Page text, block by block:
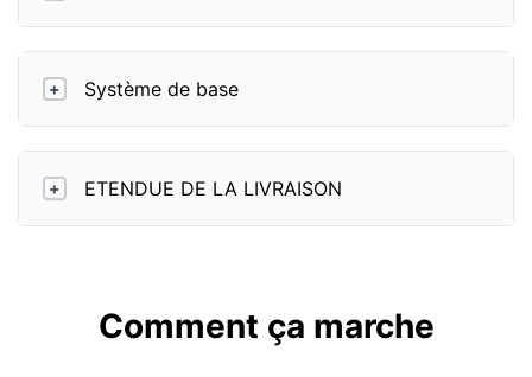
+ Système de base
+ ETENDUE DE LA LIVRAISON
Comment ça marche